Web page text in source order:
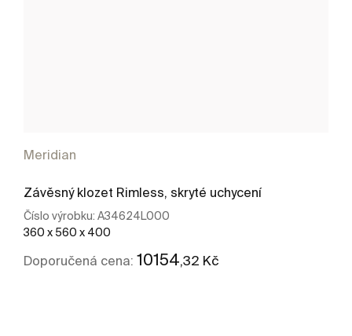
Meridian
Závěsný klozet Rimless, skryté uchycení
Číslo výrobku: A34624L000
360 x 560 x 400
Doporučená cena: 10154,32 Kč